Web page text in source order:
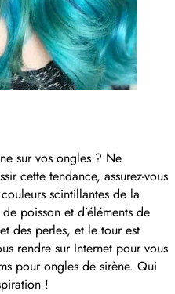
sur vos ongles ? Ne
cette tendance, assurez-vous
scintillantes de la
poisson et d’éléments de
des perles, et le tour est
rendre sur Internet pour vous
pour ongles de sirène. Qui
!